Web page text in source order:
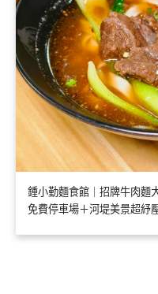
鍾小勤麵食館｜招牌牛肉麵
免費停車場＋河堤美景超紓